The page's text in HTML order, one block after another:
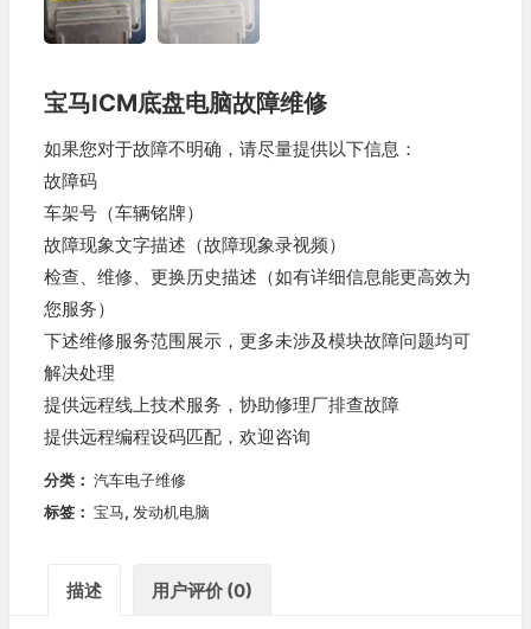
宝马ICM底盘电脑故障维修
如果您对于故障不明确，请尽量提供以下信息：
故障码
车架号（车辆铭牌）
故障现象文字描述（故障现象录视频）
检查、维修、更换历史描述（如有详细信息能更高效为
您服务）
下述维修服务范围展示，更多未涉及模块故障问题均可
解决处理
提供远程线上技术服务，协助修理厂排查故障
提供远程编程设码匹配，欢迎咨询
分类： 汽车电子维修
标签： 宝马, 发动机电脑
描述 用户评价 (0)